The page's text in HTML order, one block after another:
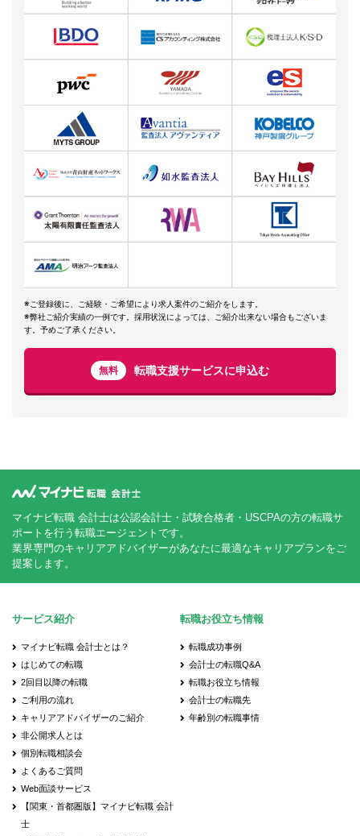
※ご登録後に、ご経験・ご希望により求人案件のご紹介をします。
※弊社ご紹介実績の一例です。採用状況によっては、ご紹介出来ない場合もございま
す。予めご了承ください。
無料 転職支援サービスに申込む
マイナビ転職 会計士は公認会計士・試験合格者・USCPAの方の転職サ
ポートを行う転職エージェントです。
業界専門のキャリアアドバイザーがあなたに最適なキャリアプランをご
提案します。
サービス紹介
マイナビ転職 会計士とは？
はじめての転職
2回目以降の転職
ご利用の流れ
キャリアアドバイザーのご紹介
非公開求人とは
個別転職相談会
よくあるご質問
Web面談サービス
【関東・首都圏版】マイナビ転職 会計
士
転職お役立ち情報
転職成功事例
会計士の転職Q&A
転職お役立ち情報
会計士の転職先
年齢別の転職事情